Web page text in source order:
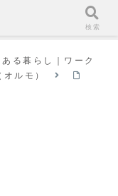
る暮らし｜ワーク
ルモ）
検索